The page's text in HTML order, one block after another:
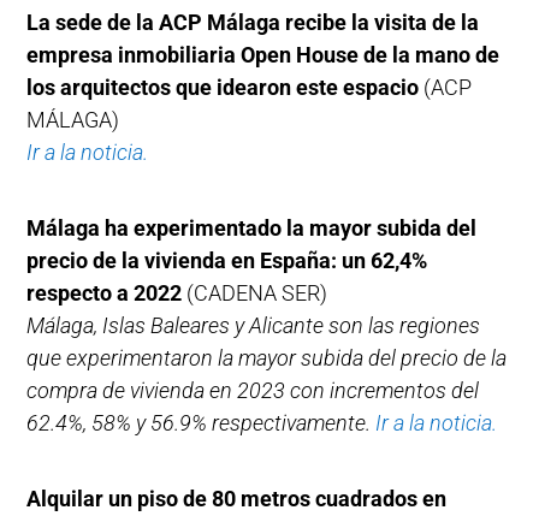
La sede de la ACP Málaga recibe la visita de la
empresa inmobiliaria Open House de la mano de
los arquitectos que idearon este espacio (ACP
MÁLAGA)
Ir a la noticia.
Málaga ha experimentado la mayor subida del
precio de la vivienda en España: un 62,4%
respecto a 2022 (CADENA SER)
Málaga, Islas Baleares y Alicante son las regiones
que experimentaron la mayor subida del precio de la
compra de vivienda en 2023 con incrementos del
62.4%, 58% y 56.9% respectivamente. Ir a la noticia.
Alquilar un piso de 80 metros cuadrados en